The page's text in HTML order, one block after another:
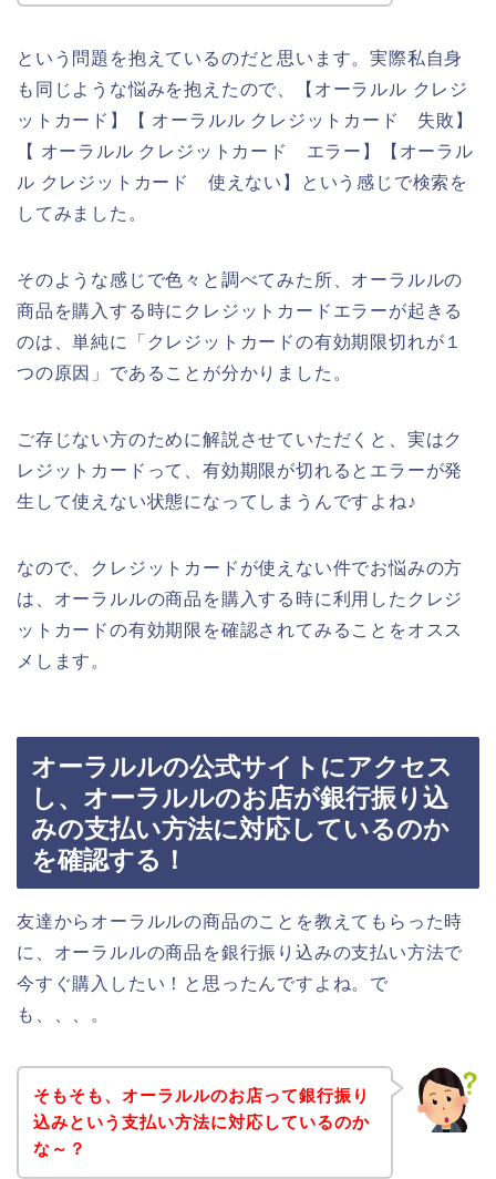
という問題を抱えているのだと思います。実際私自身
も同じような悩みを抱えたので、【オーラルル クレジ
ットカード】【 オーラルル クレジットカード 失敗】
【 オーラルル クレジットカード エラー】【オーラル
ル クレジットカード 使えない】という感じで検索を
してみました。
そのような感じで色々と調べてみた所、オーラルルの
商品を購入する時にクレジットカードエラーが起きる
のは、単純に「クレジットカードの有効期限切れが１
つの原因」であることが分かりました。
ご存じない方のために解説させていただくと、実はク
レジットカードって、有効期限が切れるとエラーが発
生して使えない状態になってしまうんですよね♪
なので、クレジットカードが使えない件でお悩みの方
は、オーラルルの商品を購入する時に利用したクレジ
ットカードの有効期限を確認されてみることをオスス
メします。
オーラルルの公式サイトにアクセス
し、オーラルルのお店が銀行振り込
みの支払い方法に対応しているのか
を確認する！
友達からオーラルルの商品のことを教えてもらった時
に、オーラルルの商品を銀行振り込みの支払い方法で
今すぐ購入したい！と思ったんですよね。で
も、、、。
そもそも、オーラルルのお店って銀行振り
込みという支払い方法に対応しているのか
な～？